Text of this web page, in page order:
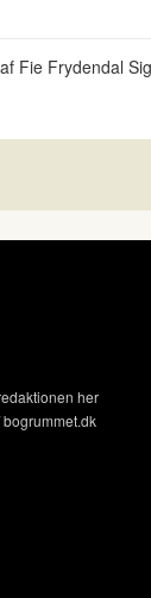
Fie Frydendal
her